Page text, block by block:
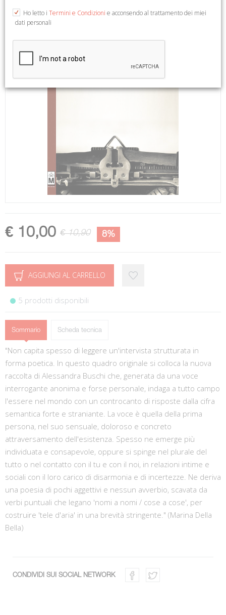
€ 10,00 € 10,90 8%
AGGIUNGI AL CARRELLO
5 prodotti disponibili
Sommario Scheda tecnica
"Non capita spesso di leggere un'intervista strutturata in
forma poetica. In questo quadro originale si colloca la nuova
raccolta di Alessandra Buschi che, generata da una voce
interrogante anonima e forse personale, indaga a tutto campo
l'essere nel mondo con un controcanto di risposte dalla cifra
semantica forte e straniante. La voce è quella della prima
persona, nel suo sensuale, doloroso e concreto
attraversamento dell'esistenza. Spesso ne emerge più
individuata e consapevole, oppure si spinge nel plurale del
tutto o nel contatto con il tu e con il noi, in relazioni intime e
sociali con il loro carico di disarmonia e di incertezze. Ne deriva
una poesia di pochi aggettivi e nessun avverbio, scavata da
verbi puntuali che legano 'nomi a nomi / cose a cose', per
costruire 'tele d'aria' in una brevità stringente." (Marina Della
Bella)
CONDIVIDI SUI SOCIAL NETWORK
Ho letto i Termini e Condizioni e acconsendo al trattamento dei miei
dati personali